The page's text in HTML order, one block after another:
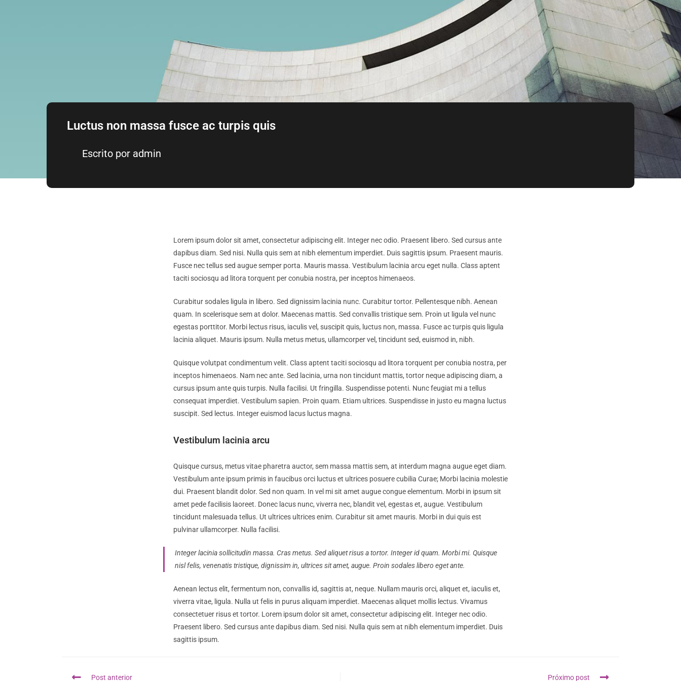
Luctus non massa fusce ac turpis quis
Escrito por admin
Lorem ipsum dolor sit amet, consectetur adipiscing elit. Integer nec odio. Praesent libero. Sed cursus ante
dapibus diam. Sed nisi. Nulla quis sem at nibh elementum imperdiet. Duis sagittis ipsum. Praesent mauris.
Fusce nec tellus sed augue semper porta. Mauris massa. Vestibulum lacinia arcu eget nulla. Class aptent
taciti sociosqu ad litora torquent per conubia nostra, per inceptos himenaeos.
Curabitur sodales ligula in libero. Sed dignissim lacinia nunc. Curabitur tortor. Pellentesque nibh. Aenean
quam. In scelerisque sem at dolor. Maecenas mattis. Sed convallis tristique sem. Proin ut ligula vel nunc
egestas porttitor. Morbi lectus risus, iaculis vel, suscipit quis, luctus non, massa. Fusce ac turpis quis ligula
lacinia aliquet. Mauris ipsum. Nulla metus metus, ullamcorper vel, tincidunt sed, euismod in, nibh.
Quisque volutpat condimentum velit. Class aptent taciti sociosqu ad litora torquent per conubia nostra, per
inceptos himenaeos. Nam nec ante. Sed lacinia, urna non tincidunt mattis, tortor neque adipiscing diam, a
cursus ipsum ante quis turpis. Nulla facilisi. Ut fringilla. Suspendisse potenti. Nunc feugiat mi a tellus
consequat imperdiet. Vestibulum sapien. Proin quam. Etiam ultrices. Suspendisse in justo eu magna luctus
suscipit. Sed lectus. Integer euismod lacus luctus magna.
Vestibulum lacinia arcu
Quisque cursus, metus vitae pharetra auctor, sem massa mattis sem, at interdum magna augue eget diam.
Vestibulum ante ipsum primis in faucibus orci luctus et ultrices posuere cubilia Curae; Morbi lacinia molestie
dui. Praesent blandit dolor. Sed non quam. In vel mi sit amet augue congue elementum. Morbi in ipsum sit
amet pede facilisis laoreet. Donec lacus nunc, viverra nec, blandit vel, egestas et, augue. Vestibulum
tincidunt malesuada tellus. Ut ultrices ultrices enim. Curabitur sit amet mauris. Morbi in dui quis est
pulvinar ullamcorper. Nulla facilisi.
Integer lacinia sollicitudin massa. Cras metus. Sed aliquet risus a tortor. Integer id quam. Morbi mi. Quisque
nisl felis, venenatis tristique, dignissim in, ultrices sit amet, augue. Proin sodales libero eget ante.
Aenean lectus elit, fermentum non, convallis id, sagittis at, neque. Nullam mauris orci, aliquet et, iaculis et,
viverra vitae, ligula. Nulla ut felis in purus aliquam imperdiet. Maecenas aliquet mollis lectus. Vivamus
consectetuer risus et tortor. Lorem ipsum dolor sit amet, consectetur adipiscing elit. Integer nec odio.
Praesent libero. Sed cursus ante dapibus diam. Sed nisi. Nulla quis sem at nibh elementum imperdiet. Duis
sagittis ipsum.
Ler Post anterior Próximo post